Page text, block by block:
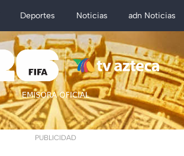
Deportes Noticias adn Noticias
PUBLICIDAD